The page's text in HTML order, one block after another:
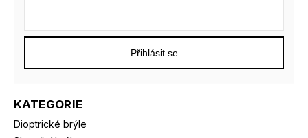
KATEGORIE
Dioptrické brýle
Přihlásit se